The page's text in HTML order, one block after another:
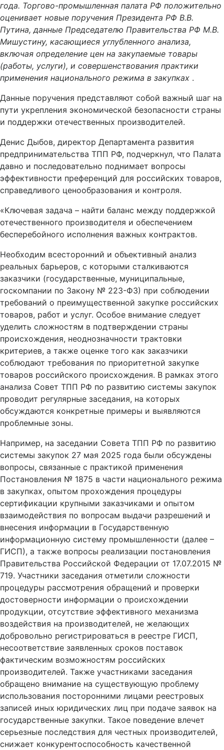
года. Торгово-промышленная палата РФ положительно
оценивает новые поручения Президента РФ В.В.
Путина, данные Председателю Правительства РФ М.В.
Мишустину, касающиеся углубленного анализа,
включая определение цен на закупаемые товары
(работы, услуги), и совершенствования практики
применения национального режима в закупках .
Данные поручения представляют собой важный шаг на
пути укрепления экономической безопасности страны
и поддержки отечественных производителей.
Денис Дыбов, директор Департамента развития
предпринимательства ТПП РФ, подчеркнул, что Палата
давно и последовательно поднимает вопросы
эффективности преференций для российских товаров,
справедливого ценообразования и контроля.
«Ключевая задача – найти баланс между поддержкой
отечественного производителя и обеспечением
бесперебойного исполнения важных контрактов.
Необходим всесторонний и объективный анализ
реальных барьеров, с которыми сталкиваются
заказчики (государственные, муниципальные,
госкомпании по Закону № 223-ФЗ) при соблюдении
требований о преимущественной закупке российских
товаров, работ и услуг. Особое внимание следует
уделить сложностям в подтверждении страны
происхождения, неоднозначности трактовки
критериев, а также оценке того как заказчики
соблюдают требования по приоритетной закупке
товаров российского происхождения. В рамках этого
анализа Совет ТПП РФ по развитию системы закупок
проводит регулярные заседания, на которых
обсуждаются конкретные примеры и выявляются
проблемные зоны.
Например, на заседании Совета ТПП РФ по развитию
системы закупок 27 мая 2025 года были обсуждены
вопросы, связанные с практикой применения
Постановления № 1875 в части национального режима
в закупках, опытом прохождения процедуры
сертификации крупными заказчиками и опытом
взаимодействия по вопросам выдачи разрешений и
внесения информации в Государственную
информационную систему промышленности (далее –
ГИСП), а также вопросы реализации постановления
Правительства Российской Федерации от 17.07.2015 №
719. Участники заседания отметили сложности
процедуры рассмотрения обращений и проверки
достоверности информации о происхождении
продукции, отсутствие эффективного механизма
воздействия на производителей, не желающих
добровольно регистрироваться в реестре ГИСП,
несоответствие заявленных сроков поставок
фактическим возможностям российских
производителей. Также участниками заседания
обращено внимание на существующую проблему
использования посторонними лицами реестровых
записей иных юридических лиц при подаче заявок на
государственные закупки. Такое поведение влечет
серьезные последствия для честных производителей,
снижает конкурентоспособность качественной